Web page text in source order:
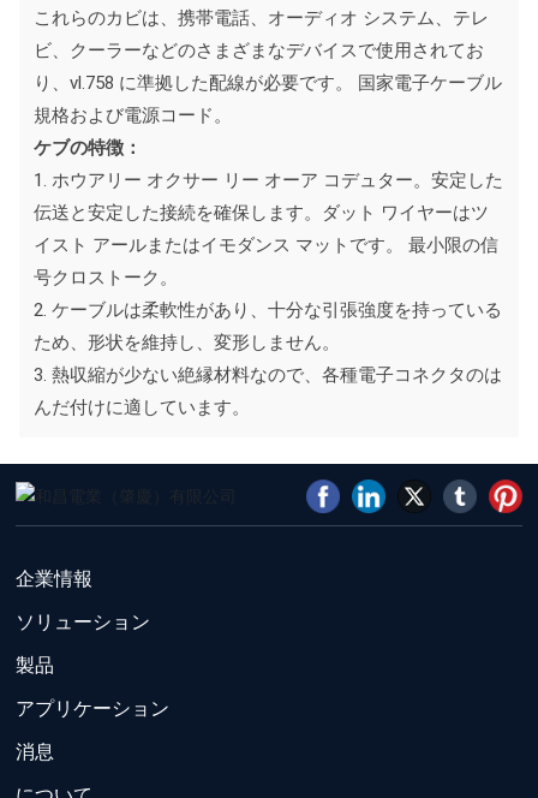
これらのカビは、携帯電話、オーディオ システム、テレ
ビ、クーラーなどのさまざまなデバイスで使用されてお
り、vl.758 に準拠した配線が必要です。 国家電子ケーブル
規格および電源コード。
ケブの特徴：
1. ホウアリー オクサー リー オーア コデュター。安定した
伝送と安定した接続を確保します。ダット ワイヤーはツ
イスト アールまたはイモダンス マットです。 最小限の信
号クロストーク。
2. ケーブルは柔軟性があり、十分な引張強度を持っている
ため、形状を維持し、変形しません。
3. 熱収縮が少ない絶縁材料なので、各種電子コネクタのは
んだ付けに適しています。
企業情報
ソリューション
製品
アプリケーション
消息